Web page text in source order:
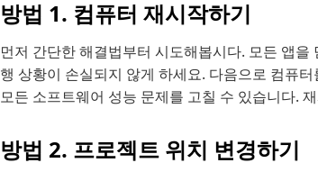
방법 1. 컴퓨터 재시작하기
먼저 간단한 해결법부터 시도해봅시다. 모든 앱
행 상황이 손실되지 않게 하세요. 다음으로 컴퓨
모든 소프트웨어 성능 문제를 고칠 수 있습니다.
방법 2. 프로젝트 위치 변경하기